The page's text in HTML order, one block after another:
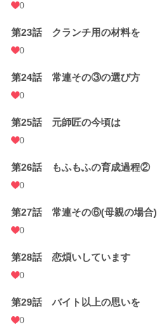
0
第23話 クランチ用の材料を
0
第24話 常連その③の選び方
0
第25話 元師匠の今頃は
0
第26話 もふもふの育成過程②
0
第27話 常連その⑥(母親の場合)
0
第28話 恋煩いしています
0
第29話 バイト以上の思いを
0